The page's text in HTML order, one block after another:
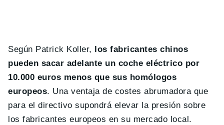
Según Patrick Koller, los fabricantes chinos
pueden sacar adelante un coche eléctrico por
10.000 euros menos que sus homólogos
europeos. Una ventaja de costes abrumadora que
para el directivo supondrá elevar la presión sobre
los fabricantes europeos en su mercado local.